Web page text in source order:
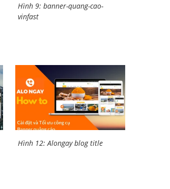
Hình 9: banner-quang-cao-
vinfast
Hình 12: Alongay blog title